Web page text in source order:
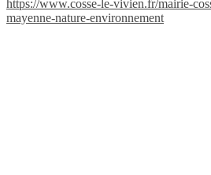
https://www.cosse-le-vivien.fr/mairie-
mayenne-nature-environnement